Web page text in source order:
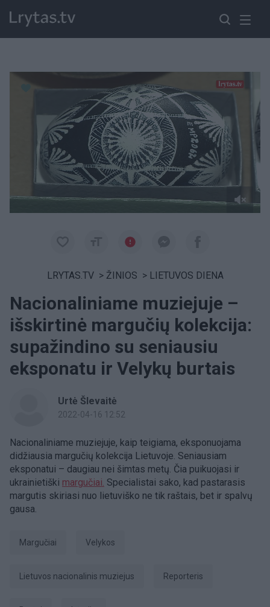
Paremkite Ukrainą
LRYTAS.TV > ŽINIOS > LIETUVOS DIENA
Nacionaliniame muziejuje –
išskirtinė margučių kolekcija:
supažindino su seniausiu
eksponatu ir Velykų burtais
Urtė Šlevaitė
2022-04-16 12:52
Nacionaliniame muziejuje, kaip teigiama, eksponuojama
didžiausia margučių kolekcija Lietuvoje. Seniausiam
eksponatui – daugiau nei šimtas metų. Čia puikuojasi ir
ukrainietiški margučiai. Specialistai sako, kad pastarasis
margutis skiriasi nuo lietuviško ne tik raštais, bet ir spalvų
gausa.
margučiai Velykos
Lietuvos nacionalinis muziejus Reporteris